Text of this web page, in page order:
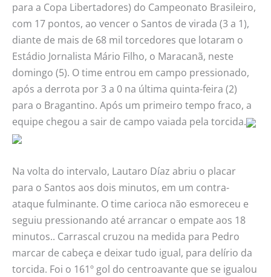
para a Copa Libertadores) do Campeonato Brasileiro,
com 17 pontos, ao vencer o Santos de virada (3 a 1),
diante de mais de 68 mil torcedores que lotaram o
Estádio Jornalista Mário Filho, o Maracanã, neste
domingo (5). O time entrou em campo pressionado,
após a derrota por 3 a 0 na última quinta-feira (2)
para o Bragantino. Após um primeiro tempo fraco, a
equipe chegou a sair de campo vaiada pela torcida.
Na volta do intervalo, Lautaro Díaz abriu o placar
para o Santos aos dois minutos, em um contra-
ataque fulminante. O time carioca não esmoreceu e
seguiu pressionando até arrancar o empate aos 18
minutos.. Carrascal cruzou na medida para Pedro
marcar de cabeça e deixar tudo igual, para delírio da
torcida. Foi o 161º gol do centroavante que se igualou